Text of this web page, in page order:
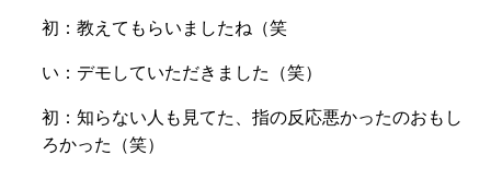
初：教えてもらいましたね（笑
い：デモしていただきました（笑）
初：知らない人も見てた、指の反応悪かったのおもし
ろかった（笑）